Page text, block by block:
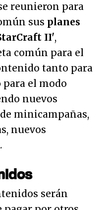
reunieron para
sus planes
II',
común para el
tanto para
el modo
nuevos
minicampañas,
nuevos
serán